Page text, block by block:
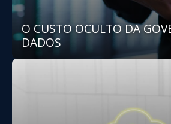
O CUSTO OCULTO DA
DADOS